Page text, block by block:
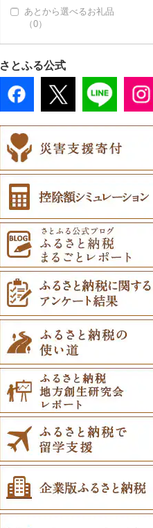
あとから選べるお礼品
（0）
さとふる公式